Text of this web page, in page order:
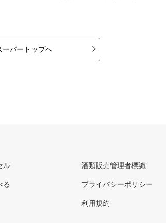
ーパートップへ
ル
る
酒類販売管理者標識
プライバシーポリシー
利用規約